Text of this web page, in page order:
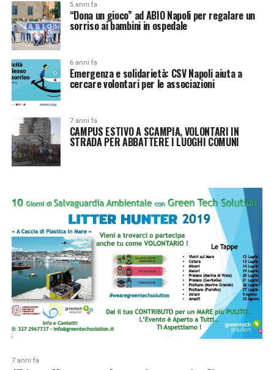
5 anni fa
“Dona un gioco” ad ABIO Napoli per regalare un
sorriso ai bambini in ospedale
6 anni fa
Emergenza e solidarietà: CSV Napoli aiuta a
cercare volontari per le associazioni
7 anni fa
CAMPUS ESTIVO A SCAMPIA, VOLONTARI IN
STRADA PER ABBATTERE I LUOGHI COMUNI
7 anni fa